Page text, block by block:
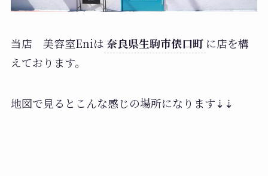
当店 美容室Eniは奈良県生駒市俵口町 に店を構
えております。
地図で見るとこんな感じの場所になります⇣⇣